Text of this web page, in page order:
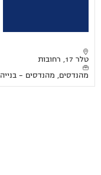
טלר 17, רחובות
מהנדסים, מהנדסים - בנייה